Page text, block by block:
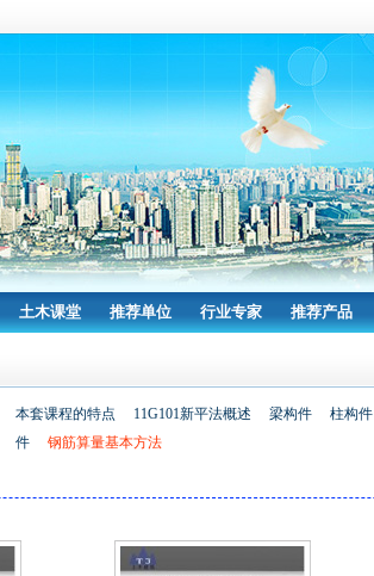
土木课堂 推荐单位 行业专家 推荐产品
本套课程的特点 11G101新平法概述 梁构件 柱构件
件
钢筋算量基本方法